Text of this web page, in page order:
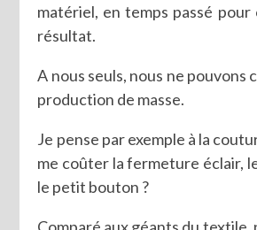
matériel, en temps passé
résultat.
A nous seuls, nous ne pouvons
production de masse.
Je pense par exemple à la
me coûter la fermeture éclair,
le petit bouton ?